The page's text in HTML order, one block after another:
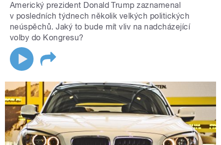
Americký prezident Donald Trump zaznamenal
v posledních týdnech několik velkých politických
neúspěchů. Jaký to bude mít vliv na nadcházející
volby do Kongresu?